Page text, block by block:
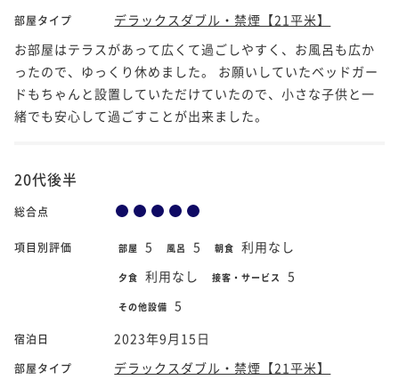
部屋タイプ
デラックスダブル・禁煙【21平米】
お部屋はテラスがあって広くて過ごしやすく、お風呂も広か
ったので、ゆっくり休めました。 お願いしていたベッドガー
ドもちゃんと設置していただけていたので、小さな子供と一
緒でも安心して過ごすことが出来ました。
20代後半
総合点
項目別評価 部屋 5 風呂 5 朝食 利用なし
夕食 利用なし 接客・サービス 5
その他設備 5
宿泊日 2023年9月15日
部屋タイプ
デラックスダブル・禁煙【21平米】